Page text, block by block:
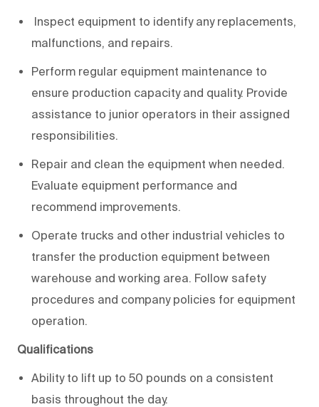
Inspect equipment to identify any replacements,
malfunctions, and repairs.
Perform regular equipment maintenance to
ensure production capacity and quality. Provide
assistance to junior operators in their assigned
responsibilities.
Repair and clean the equipment when needed.
Evaluate equipment performance and
recommend improvements.
Operate trucks and other industrial vehicles to
transfer the production equipment between
warehouse and working area. Follow safety
procedures and company policies for equipment
operation.
Qualifications
Ability to lift up to 50 pounds on a consistent
basis throughout the day.